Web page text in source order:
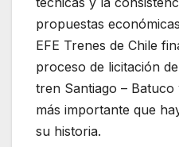
propuestas
EFE Trenes de Chile
proceso de licitación
tren Santiago –
más importante que
su historia.